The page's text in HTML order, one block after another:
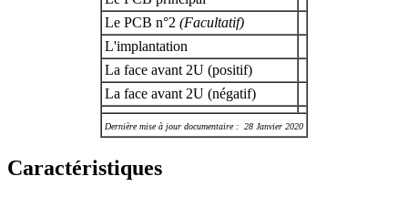
Le PCB n°2 (Facultatif)
L'implantation
La face avant 2U (positif)
La face avant 2U (négatif)
Dernière mise à jour documentaire : 28 Janvier 2020
Caractéristiques